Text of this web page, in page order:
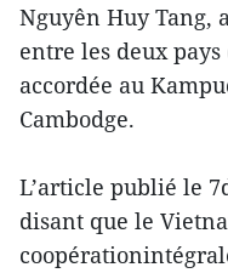
Nguyên Huy Tang,
entre les deux
accordée au
Cambodge.
L’article publié le
disant que le